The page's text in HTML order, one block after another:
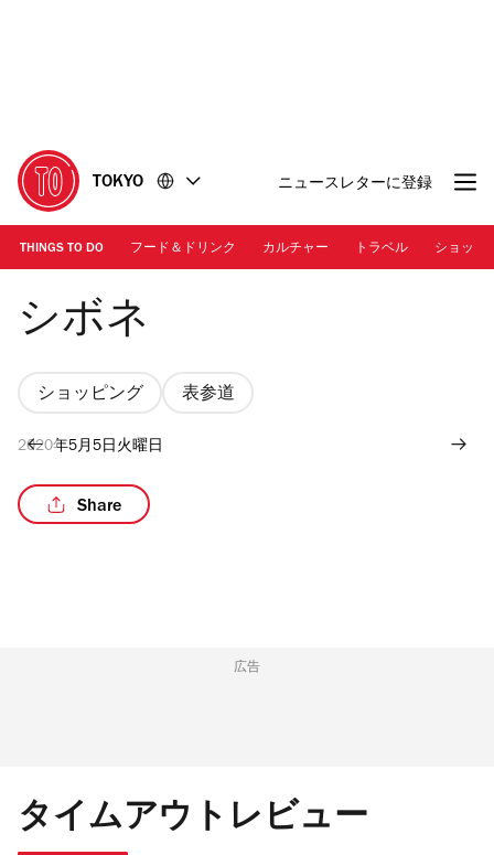
に
移
動
移
動
TOKYO ニュースレターに登録
THINGS TO DO フード＆ドリンク カルチャー トラベル ショッピ
Photo: Cibone
シボネ
ショッピング 表参道
2020年5月5日火曜日
Share
広告
タイムアウトレビュー